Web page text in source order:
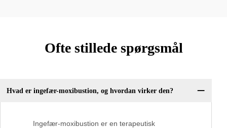
Ofte stillede spørgsmål
Hvad er ingefær-moxibustion, og hvordan virker den?
Ingefær-moxibustion er en terapeutisk